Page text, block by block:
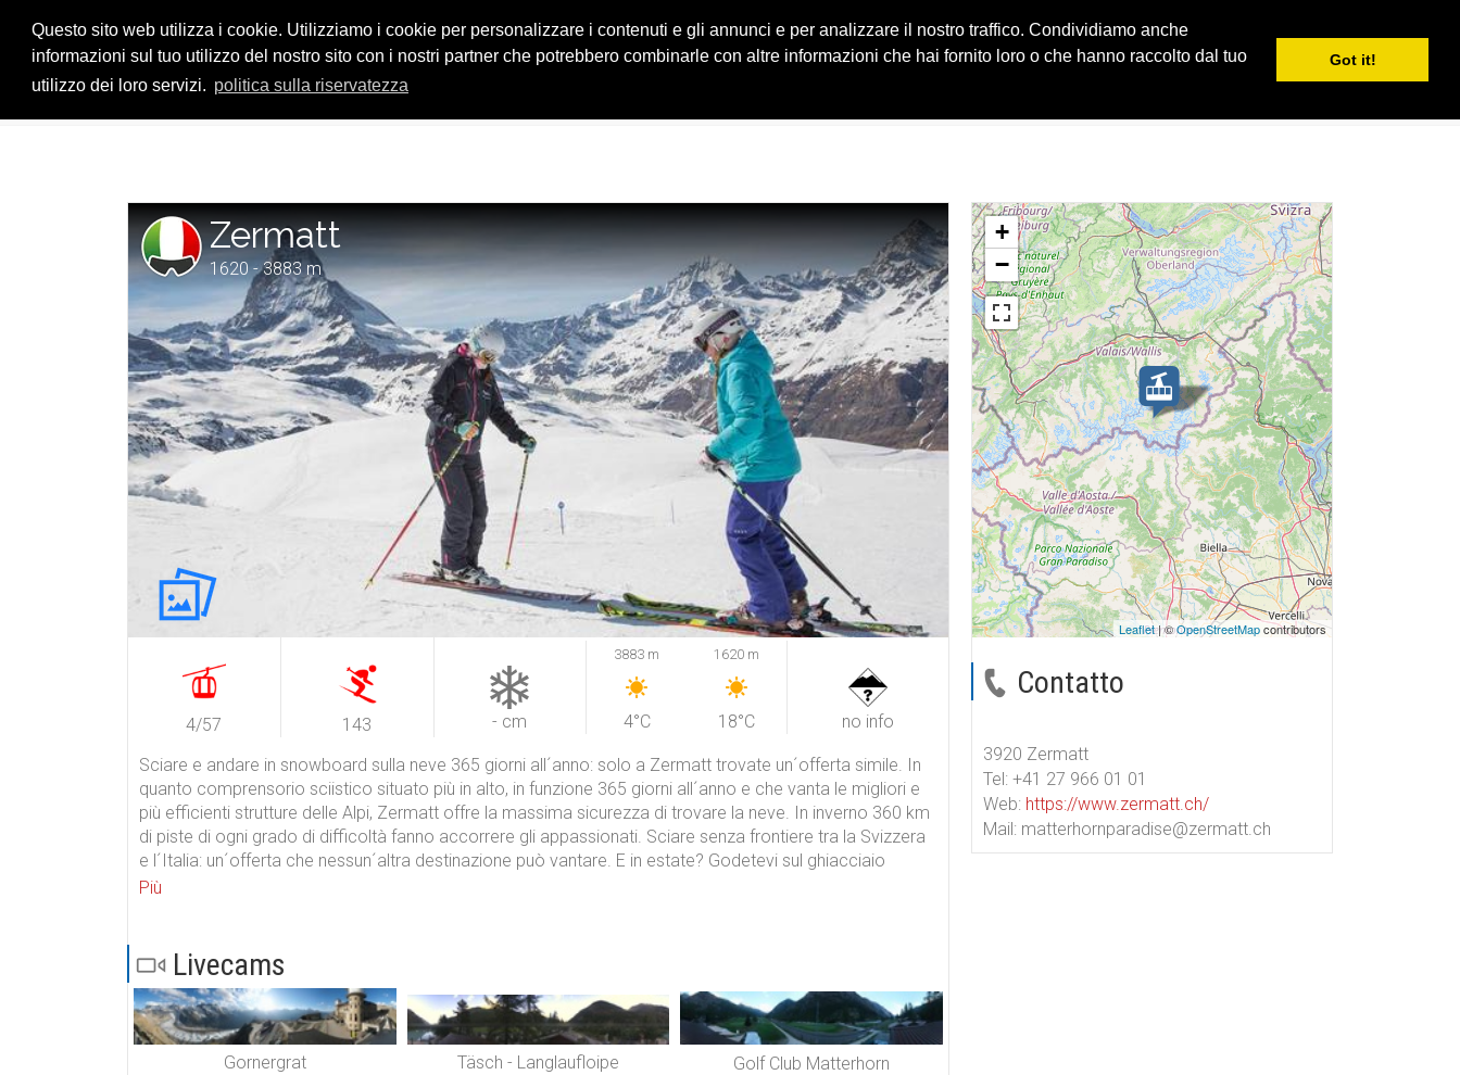
Questo sito web utilizza i cookie. Utilizziamo i cookie per personalizzare i contenuti e gli annunci e per analizzare il nostro traffico. Condividiamo anche
informazioni sul tuo utilizzo del nostro sito con i nostri partner che potrebbero combinarle con altre informazioni che hai fornito loro o che hanno raccolto dal tuo
utilizzo dei loro servizi. politica sulla riservatezza
Got it!
HOME IMPIANTI iSKI APPS LA MIA iSKI iSKI TROPHY
Zermatt
1620 - 3883 m
4/57 143 - cm
3883 m
4°C
1620 m
18°C no info
Sciare e andare in snowboard sulla neve 365 giorni all´anno: solo a Zermatt trovate un´offerta simile. In
quanto comprensorio sciistico situato più in alto, in funzione 365 giorni all´anno e che vanta le migliori e
più efficienti strutture delle Alpi, Zermatt offre la massima sicurezza di trovare la neve. In inverno 360 km
di piste di ogni grado di difficoltà fanno accorrere gli appassionati. Sciare senza frontiere tra la Svizzera
e l´Italia: un´offerta che nessun´altra destinazione può vantare. E in estate? Godetevi sul ghiacciaio
Teodulo 20 km di piste. Sfrecciate giù per i pendii e rilassatevi in compagnia delle squadre nazionali di sci
Più
Livecams
Gornergrat Täsch - Langlaufloipe Golf Club Matterhorn
+
−
Leaflet| ©OpenStreetMapcontributors
Contatto
3920 Zermatt
Tel: +41 27 966 01 01
Web: https://www.zermatt.ch/
Mail: matterhornparadise@zermatt.ch